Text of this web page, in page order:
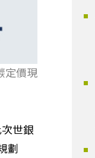
定價現
世銀
劃